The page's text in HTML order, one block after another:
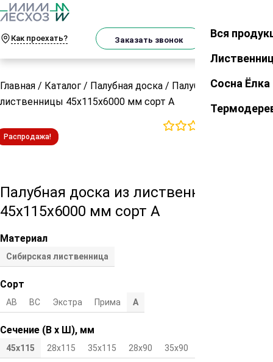
Как проехать? Заказать звонок Закрыть
Вся
Сосна Ёлка
Главная / Каталог / Палубная доска / Палубная доска из
лиственницы 45х115х6000 мм сорт А
Распродажа!
Палубная доска из лиственницы
45х115х6000 мм сорт А
Материал
Сибирская лиственница
Сорт
АВ ВС Экстра Прима А
Сечение (В х Ш), мм
45х115 28х115 35х115 28х90 35х90